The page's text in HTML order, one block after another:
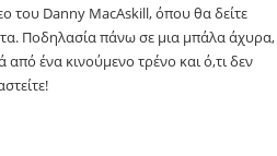
του Danny MacAskill, όπου θα δείτε
Ποδηλασία πάνω σε μια μπάλα άχυρα,
από ένα κινούμενο τρένο και ό,τι δεν